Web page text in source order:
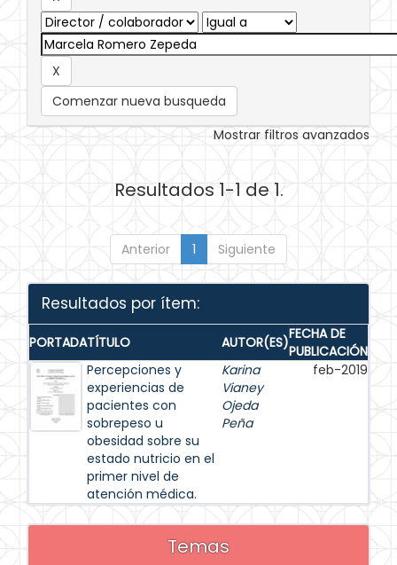
Comenzar nueva busqueda
Mostrar filtros avanzados
Resultados 1-1 de 1.
Anterior 1 Siguiente
Resultados por ítem:
PORTADATÍTULO AUTOR(ES)FECHA DE
PUBLICACIÓN
Percepciones y
experiencias de
pacientes con
sobrepeso u
obesidad sobre su
estado nutricio en el
primer nivel de
atención médica.
Karina
Vianey
Ojeda
Peña
feb-2019
Temas